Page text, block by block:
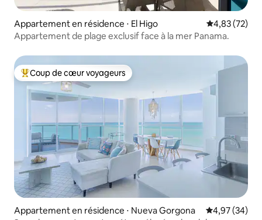
Appartement en résidence ⋅ El Higo Évaluation
4,83 (72)
Appartement de plage exclusif face à la mer Panama.
Coups de cœur voyageurs les plus appréciés
Coup de cœur voyageurs
Appartement en résidence ⋅ Nueva Gorgona Évaluation
4,97 (34)